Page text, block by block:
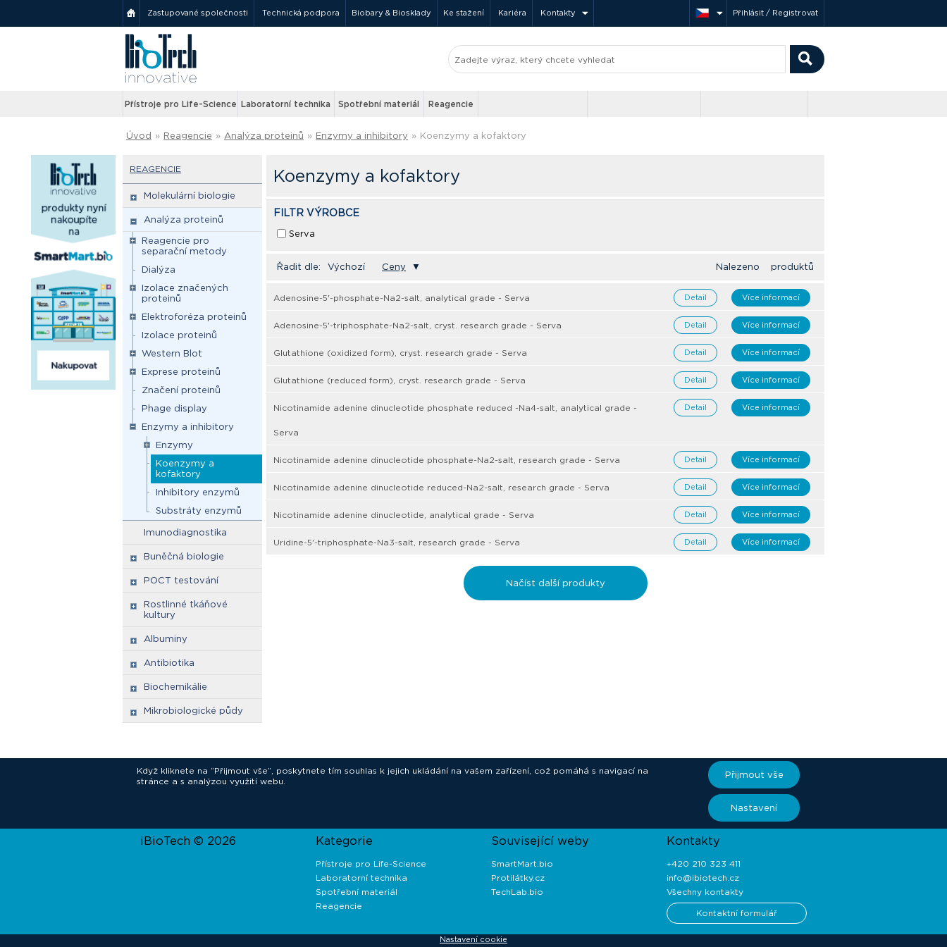
Zastupované společnosti Technická podpora Biobary & Biosklady Ke stažení Kariéra Kontakty Přihlásit / Registrovat
Přístroje pro Life-Science Laboratorní technika Spotřební materiál Reagencie
Úvod » Reagencie » Analýza proteinů » Enzymy a inhibitory » Koenzymy a kofaktory
REAGENCIE
Molekulární biologie
Analýza proteinů
Reagencie pro
separační metody
Dialýza
Izolace značených
proteinů
Elektroforéza proteinů
Izolace proteinů
Western Blot
Exprese proteinů
Značení proteinů
Phage display
Enzymy a inhibitory
Enzymy
Koenzymy a
kofaktory
Inhibitory enzymů
Substráty enzymů
Imunodiagnostika
Buněčná biologie
POCT testování
Rostlinné tkáňové
kultury
Albuminy
Antibiotika
Biochemikálie
Mikrobiologické půdy
Koenzymy a kofaktory
FILTR VÝROBCE
Serva
Řadit dle: Výchozí Ceny ▼ Nalezeno produktů
Adenosine-5'-phosphate-Na2-salt, analytical grade - Serva Více informací
Detail
Adenosine-5'-triphosphate-Na2-salt, cryst. research grade - Serva Více informací
Detail
Glutathione (oxidized form), cryst. research grade - Serva Více informací
Detail
Glutathione (reduced form), cryst. research grade - Serva Více informací
Detail
Nicotinamide adenine dinucleotide phosphate reduced -Na4-salt, analytical grade -
Serva
Více informací
Detail
Nicotinamide adenine dinucleotide phosphate-Na2-salt, research grade - Serva Více informací
Detail
Nicotinamide adenine dinucleotide reduced-Na2-salt, research grade - Serva Více informací
Detail
Nicotinamide adenine dinucleotide, analytical grade - Serva Více informací
Detail
Uridine-5'-triphosphate-Na3-salt, research grade - Serva Více informací
Detail
Načíst další produkty
Když kliknete na “Přijmout vše”, poskytnete tím souhlas k jejich ukládání na vašem zařízení, což pomáhá s navigací na
stránce a s analýzou využití webu.
Přijmout vše
Nastavení
iBioTech © 2026 Kategorie
Přístroje pro Life-Science
Laboratorní technika
Spotřební materiál
Reagencie
Související weby
SmartMart.bio
Protilátky.cz
TechLab.bio
Kontakty
+420 210 323 411
info@ibiotech.cz
Všechny kontakty
Kontaktní formulář
Nastavení cookie